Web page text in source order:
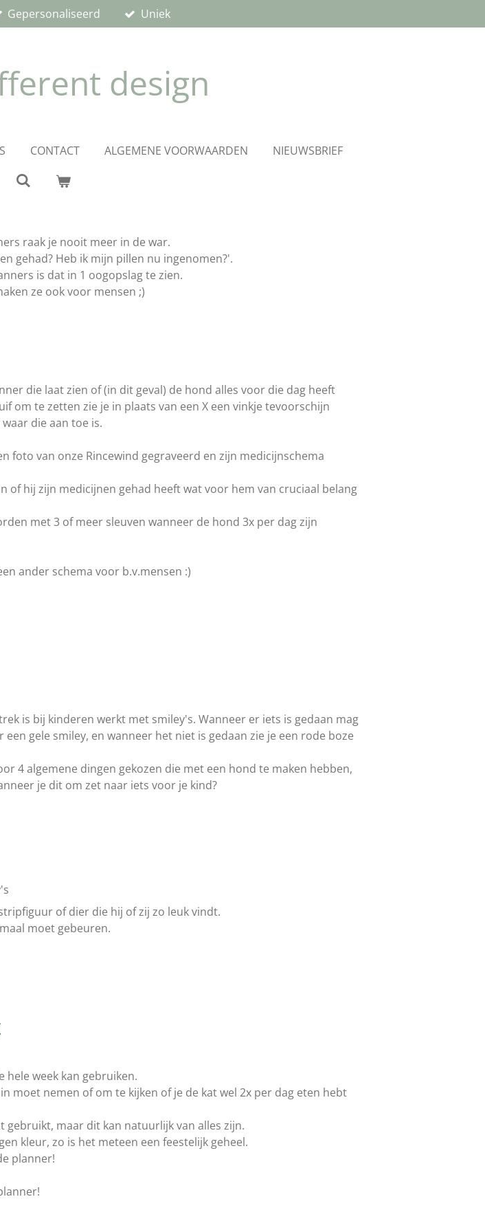
Gepersonaliseerd Uniek
design
CONTACT ALGEMENE VOORWAARDEN NIEUWSBRIEF
raak je nooit meer in de war.
gehad? Heb ik mijn pillen nu ingenomen?'.
is dat in 1 oogopslag te zien.
ze ook voor mensen ;)
die laat zien of (in dit geval) de hond alles voor die dag heeft
om te zetten zie je in plaats van een X een vinkje tevoorschijn
die aan toe is.
foto van onze Rincewind gegraveerd en zijn medicijnschema
of hij zijn medicijnen gehad heeft wat voor hem van cruciaal belang
met 3 of meer sleuven wanneer de hond 3x per dag zijn
ander schema voor b.v.mensen :)
is bij kinderen werkt met smiley's. Wanneer er iets is gedaan mag
gele smiley, en wanneer het niet is gedaan zie je een rode boze
4 algemene dingen gekozen die met een hond te maken hebben,
je dit om zet naar iets voor je kind?
of dier die hij of zij zo leuk vindt.
moet gebeuren.
hele week kan gebruiken.
moet nemen of om te kijken of je de kat wel 2x per dag eten hebt
gebruikt, maar dit kan natuurlijk van alles zijn.
kleur, zo is het meteen een feestelijk geheel.
planner!